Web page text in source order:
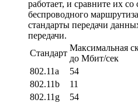
работает, и сравните их
беспроводного
стандарты передачи
передачи.
Стандарт
Максимальная
до Мбит/cек
802.11а
54
802.11b
11
802.11g
54